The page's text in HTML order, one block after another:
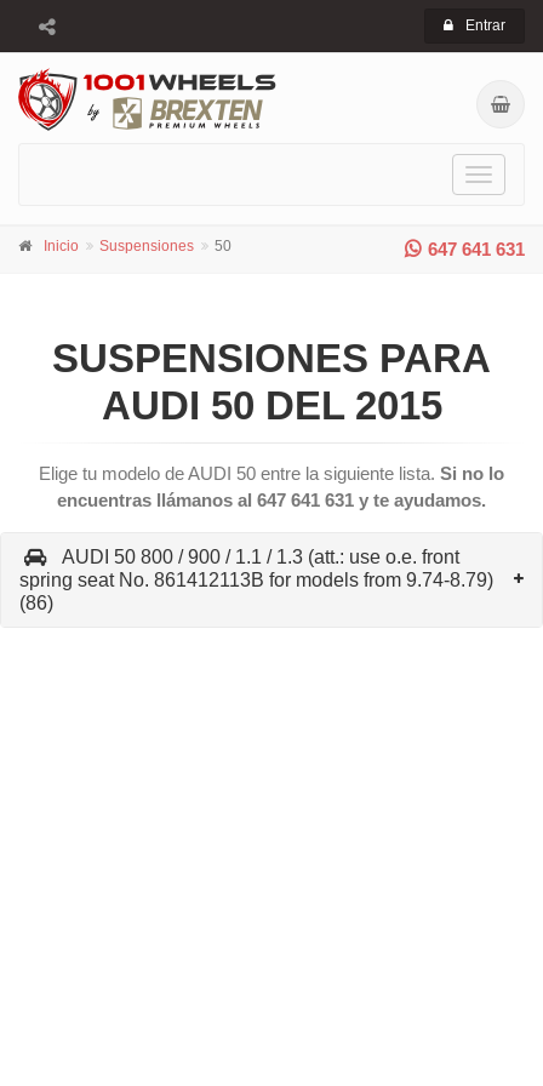
Entrar
Toggle
647 641 631
Inicio Suspensiones 50
SUSPENSIONES PARA
AUDI 50 DEL 2015
Elige tu modelo de AUDI 50 entre la siguiente lista. Si no lo
encuentras llámanos al 647 641 631 y te ayudamos.
AUDI 50 800 / 900 / 1.1 / 1.3 (att.: use o.e. front
spring seat No. 861412113B for models from 9.74-8.79)
(86)